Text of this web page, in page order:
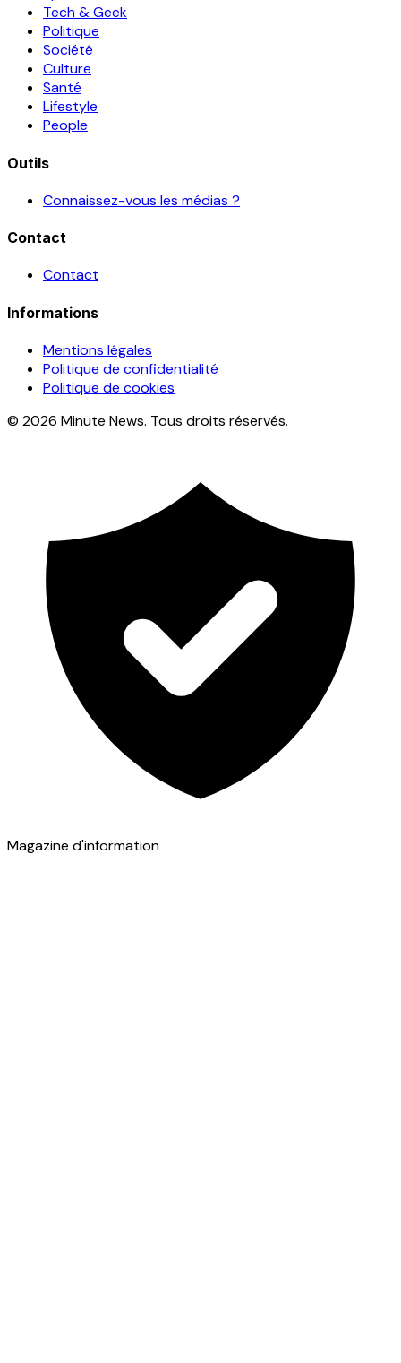
Tech & Geek
Politique
Société
Culture
Santé
Lifestyle
People
Outils
Connaissez-vous les médias ?
Contact
Contact
Informations
Mentions légales
Politique de confidentialité
Politique de cookies
© 2026 Minute News. Tous droits réservés.
Magazine d'information